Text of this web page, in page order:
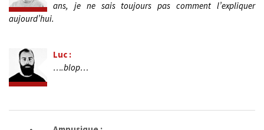
ans, je ne sais toujours pas comment l’expliquer
aujourd’hui.
Luc :
….blop…